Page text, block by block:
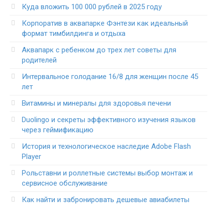
Куда вложить 100 000 рублей в 2025 году
Корпоратив в аквапарке Фэнтези как идеальный
формат тимбилдинга и отдыха
Аквапарк с ребенком до трех лет советы для
родителей
Интервальное голодание 16/8 для женщин после 45
лет
Витамины и минералы для здоровья печени
Duolingo и секреты эффективного изучения языков
через геймификацию
История и технологическое наследие Adobe Flash
Player
Рольставни и роллетные системы выбор монтаж и
сервисное обслуживание
Как найти и забронировать дешевые авиабилеты